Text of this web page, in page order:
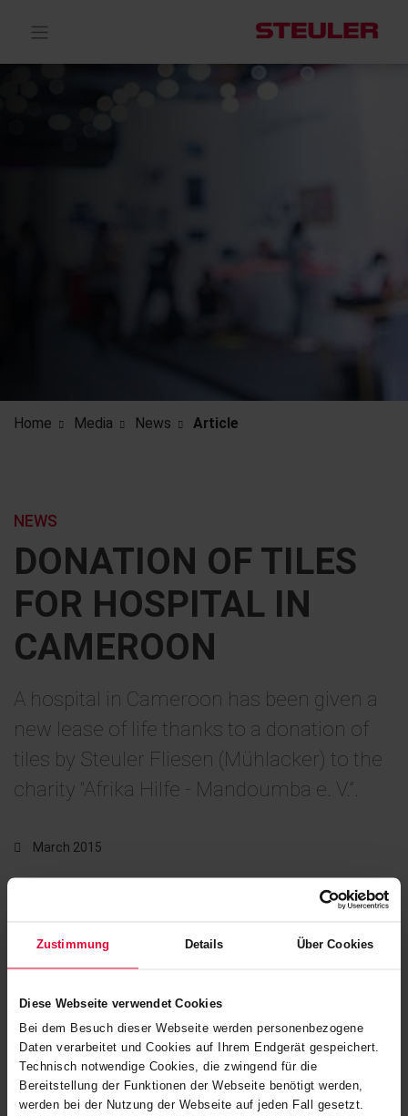
Zustimmung Details Über Cookies
Diese Webseite verwendet Cookies
Bei dem Besuch dieser Webseite werden personenbezogene
Daten verarbeitet und Cookies auf Ihrem Endgerät gespeichert.
Technisch notwendige Cookies, die zwingend für die
Bereitstellung der Funktionen der Webseite benötigt werden,
werden bei der Nutzung der Webseite auf jeden Fall gesetzt.
Home Media News Article
DONATION OF TILES
FOR HOSPITAL IN
CAMEROON
NEWS
A hospital in Cameroon has been given a
new lease of life thanks to a donation of
tiles by Steuler Fliesen (Mühlacker) to the
charity "Afrika Hilfe - Mandoumba e. V.”.
March 2015
The hospital staff and population of Mandoumba and the
surrounding area are thrilled with the pleasant new rooms
and significantly improved sanitary conditions.